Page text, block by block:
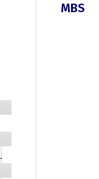
MBS